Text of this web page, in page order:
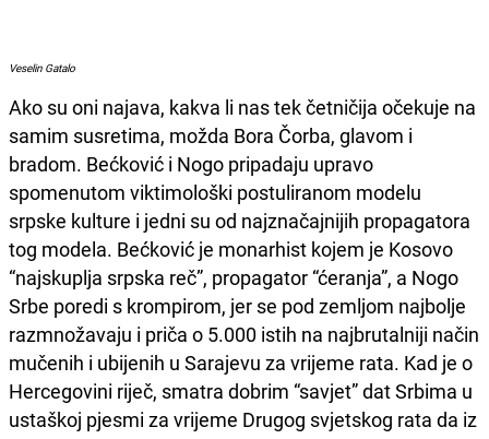
Veselin Gatalo
Ako su oni najava, kakva li nas tek četničija očekuje na
samim susretima, možda Bora Čorba, glavom i
bradom. Bećković i Nogo pripadaju upravo
spomenutom viktimološki postuliranom modelu
srpske kulture i jedni su od najznačajnijih propagatora
tog modela. Bećković je monarhist kojem je Kosovo
“najskuplja srpska reč”, propagator “ćeranja”, a Nogo
Srbe poredi s krompirom, jer se pod zemljom najbolje
razmnožavaju i priča o 5.000 istih na najbrutalniji način
mučenih i ubijenih u Sarajevu za vrijeme rata. Kad je o
Hercegovini riječ, smatra dobrim “savjet” dat Srbima u
ustaškoj pjesmi za vrijeme Drugog svjetskog rata da iz